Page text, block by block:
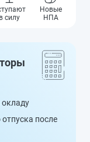
в силу
Новые
НПА
окладу
после